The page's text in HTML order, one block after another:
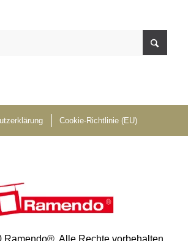
Cookie-Richtlinie (EU)
Ramendo®. Alle Rechte vorbehalten.